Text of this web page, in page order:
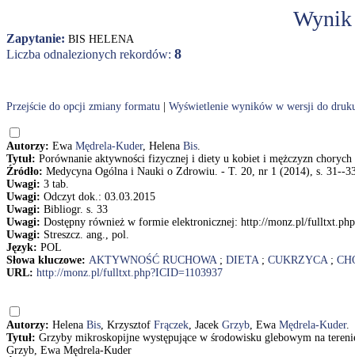
Zapytanie: BIS HELENA
Liczba odnalezionych rekordów: 8
Przejście do opcji zmiany formatu Wyświetlenie wyników w wersji do
Autorzy: Ewa Mędrela-Kuder, Helena Bis.
Tytuł: Porównanie aktywności fizycznej i diety u kobiet i mężczyzn
Źródło: Medycyna Ogólna i Nauki o Zdrowiu. - T. 20, nr 1 (2014), s. 31--
Uwagi: 3 tab.
Uwagi: Odczyt dok.: 03.03.2015
Uwagi: Bibliogr. s. 33
Uwagi: Dostępny również w formie elektronicznej: http://monz.pl/
Uwagi: Streszcz. ang., pol.
Język: POL
Słowa kluczowe: AKTYWNOŚĆ RUCHOWA; DIETA; CUKRZYCA;
URL: http://monz.pl/fulltxt.php?ICID=1103937
Autorzy: Helena Bis, Krzysztof Frączek, Jacek Grzyb, Ewa Mędrela-Kuder.
Tytuł: Grzyby mikroskopijne występujące w środowisku glebowym na
Grzyb, Ewa Mędrela-Kuder